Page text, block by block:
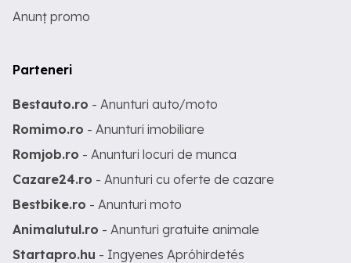
Anunț promo
Parteneri
Bestauto.ro - Anunturi auto/moto
Romimo.ro - Anunturi imobiliare
Romjob.ro - Anunturi locuri de munca
Cazare24.ro - Anunturi cu oferte de cazare
Bestbike.ro - Anunturi moto
Animalutul.ro - Anunturi gratuite animale
Startapro.hu - Ingyenes Apróhirdetés